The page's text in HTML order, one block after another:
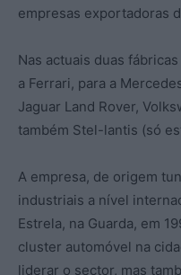
empresas exportadoras
Nas actuais duas
a Ferrari, para a
Jaguar Land Rover,
também Stel-lantis (só
A empresa, de origem
industriais a nível
Estrela, na Guarda, em
cluster automóvel na
liderar o sector, mas